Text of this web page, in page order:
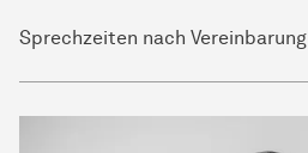
Sprechzeiten nach Vereinbarung